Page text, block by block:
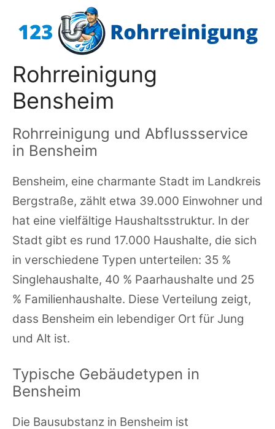
Inhalt
Rohrreinigung
Bensheim
Rohrreinigung und Abflussservice
in Bensheim
Bensheim, eine charmante Stadt im Landkreis
Bergstraße, zählt etwa 39.000 Einwohner und
hat eine vielfältige Haushaltsstruktur. In der
Stadt gibt es rund 17.000 Haushalte, die sich
in verschiedene Typen unterteilen: 35 %
Singlehaushalte, 40 % Paarhaushalte und 25
% Familienhaushalte. Diese Verteilung zeigt,
dass Bensheim ein lebendiger Ort für Jung
und Alt ist.
Typische Gebäudetypen in
Bensheim
Die Bausubstanz in Bensheim ist